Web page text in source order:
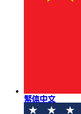
繁体中文